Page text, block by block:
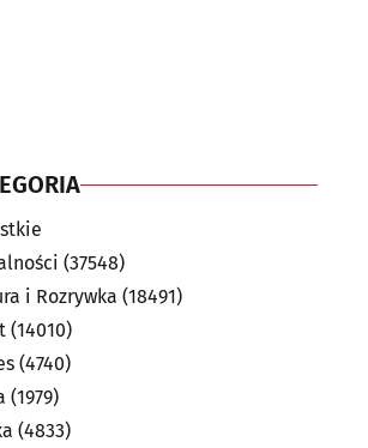
(37548)
i Rozrywka (18491)
(14010)
(4740)
(1979)
(4833)